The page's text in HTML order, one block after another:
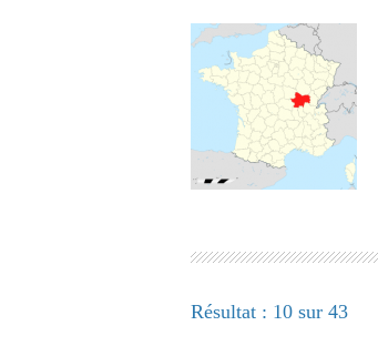
Résultat : 10 sur 43